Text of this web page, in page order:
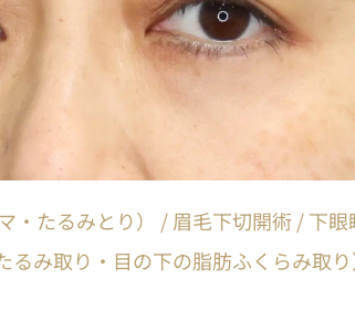
・たるみとり） / 眉毛下切開術 / 下眼
るみ取り・目の下の脂肪ふくらみ取り